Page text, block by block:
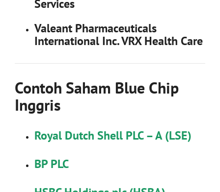
Services
Valeant Pharmaceuticals
International Inc. VRX Health Care
Contoh Saham Blue Chip
Inggris
Royal Dutch Shell PLC – A (LSE)
BP PLC